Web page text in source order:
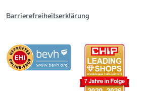
Barrierefreiheitserklärung